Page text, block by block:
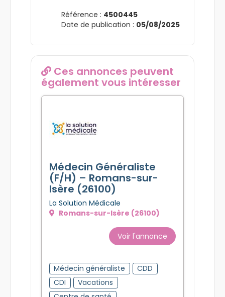
Référence : 4500445
Date de publication : 05/08/2025
Ces annonces peuvent
également vous intéresser
Médecin Généraliste
(F/H) – Romans-sur-
Isère (26100)
La Solution Médicale
Romans-sur-Isère (26100)
Voir l'annonce
Médecin généraliste
CDD
CDI
Vacations